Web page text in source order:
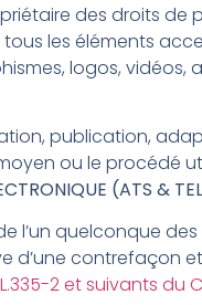
des droits de
les éléments
logos, vidéos,
publication,
ou le procédé
(ATS &
l’un quelconque des
d’une contrefaçon
L.335-2 et suivants du